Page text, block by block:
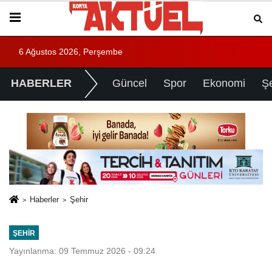
6 Ağustos 2026, Perşembe
HABERLER Güncel Spor Ekonomi
Haberler Şehir
ŞEHIR
Yayınlanma: 09 Temmuz 2026 - 09:24